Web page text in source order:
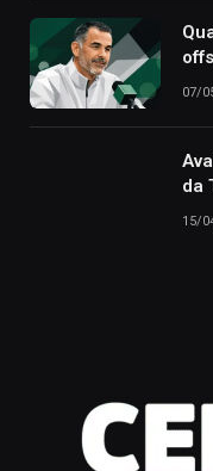
07/
da
15/